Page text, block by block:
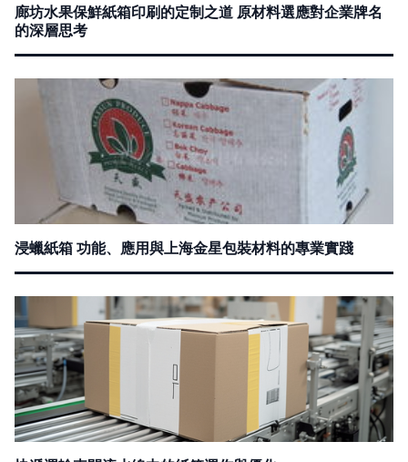
廊坊水果保鮮紙箱印刷的定制之道 原材料選應對企業牌名
的深層思考
浸蠟紙箱 功能、應用與上海金星包裝材料的專業實踐